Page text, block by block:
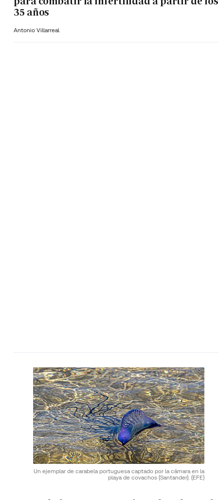
35 años
Antonio Villarreal
Un ejemplar de carabela portuguesa captado por la cámara en la
playa de covachos (Santander). (EFE)